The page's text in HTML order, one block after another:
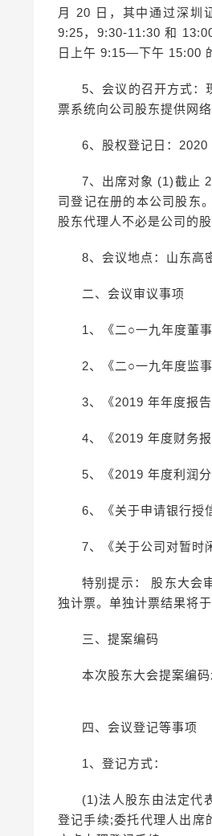
月 20 日，其中通过深圳
9:25，9:30-11:30 和
日上午 9:15—下午 15:00
5、会议的召开方式：
票系统向公司股东提供网
6、股权登记日：
7、出席对象 (1)截止
司登记在册的本公司股东
股东代理人不必是公司的
8、会议地点：山东高
二、会议审议事项
1、《二○一九年度董
2、《二○一九年度监
3、《2019 年年度报告
4、《2019 年度财务报
5、《2019 年度利润分
6、《关于申请银行授
7、《关于公司对暂时
特别提示： 股东大会
独计票。单独计票结果将
三、提案编码
本次股东大会提案编
四、会议登记等事项
1、登记方式：
(1)法人股东由法定代
登记手续;委托代理人出席